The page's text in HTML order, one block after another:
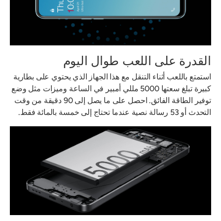
القدرة على اللعب طوال اليوم
استمتع باللعب أثناء التنقل مع هذا الجهاز الذي يحتوي على بطارية
كبيرة تبلغ سعتها 5000 مللي أمبير في الساعة وميزات مثل وضع
توفير الطاقة الفائق. احصل على ما يصل إلى 90 دقيقة من وقت
التحدث أو 53 رسالة نصية عندما تحتاج إلى خمسة بالمائة فقط.